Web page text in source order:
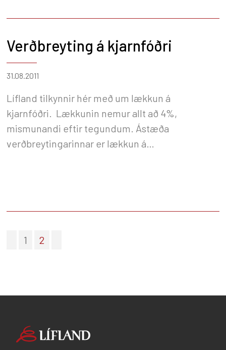
Verðbreyting á kjarnfóðri
31.08.2011
Lífland tilkynnir hér með um lækkun á
kjarnfóðri. Lækkunin nemur allt að 4%,
mismunandi eftir tegundum. Ástæða
verðbreytingarinnar er lækkun á
Lækkunin tók í gildi fimmtudaginn 1. september
1 2